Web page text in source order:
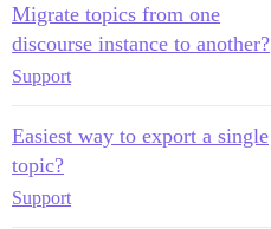
Migrate topics from one
discourse instance to another?
Support
Easiest way to export a single
topic?
Support